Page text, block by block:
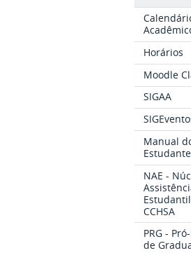
Horários
Moodle
SIGAA
Manual
Estudante
NAE -
CCHSA
PRG -
de